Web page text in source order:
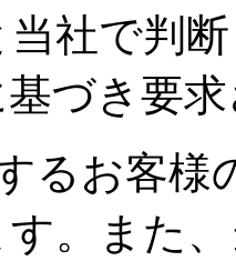
社で判
基づき要
るお客様
。また